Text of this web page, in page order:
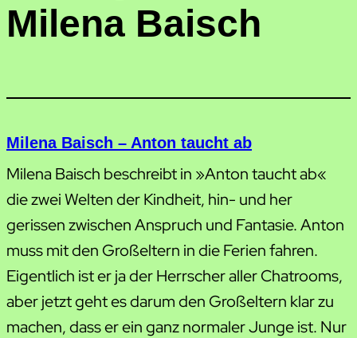
Milena Baisch
Milena Baisch – Anton taucht ab
Milena Baisch beschreibt in »Anton taucht ab«
die zwei Welten der Kindheit, hin- und her
gerissen zwischen Anspruch und Fantasie. Anton
muss mit den Großeltern in die Ferien fahren.
Eigentlich ist er ja der Herrscher aller Chatrooms,
aber jetzt geht es darum den Großeltern klar zu
machen, dass er ein ganz normaler Junge ist. Nur